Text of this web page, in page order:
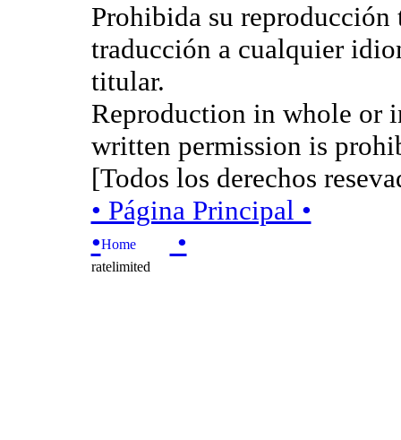
Prohibida su
traducción a cualquier
titular.
Reproduction in whole or
written permission is
[Todos los derechos
• Página Principal •
•
•